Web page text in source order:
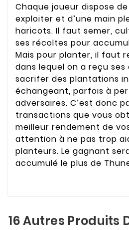
Chaque joueur dispose
exploiter et d’une main
haricots. Il faut semer,
ses récoltes pour
Mais pour planter, il faut
dans lequel on a reçu
sacrifer des plantations
échangeant, parfois à
adversaires. C’est donc
transactions que vous
meilleur rendement de
attention à ne pas trop
planteurs. Le gagnant
accumulé le plus de
16 Autres Produits